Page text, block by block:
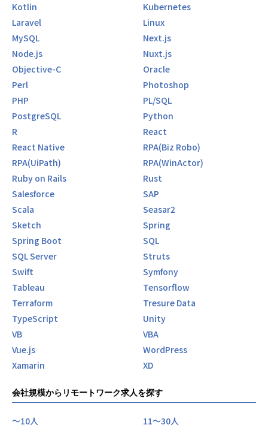
Kotlin
Kubernetes
Laravel
Linux
MySQL
Next.js
Node.js
Nuxt.js
Objective-C
Oracle
Perl
Photoshop
PHP
PL/SQL
PostgreSQL
Python
R
React
React Native
RPA(Biz Robo)
RPA(UiPath)
RPA(WinActor)
Ruby on Rails
Rust
Salesforce
SAP
Scala
Seasar2
Sketch
Spring
Spring Boot
SQL
SQL Server
Struts
Swift
Symfony
Tableau
Tensorflow
Terraform
Tresure Data
TypeScript
Unity
VB
VBA
Vue.js
WordPress
Xamarin
XD
会社規模からリモートワーク求人を探す
〜10人
11〜30人